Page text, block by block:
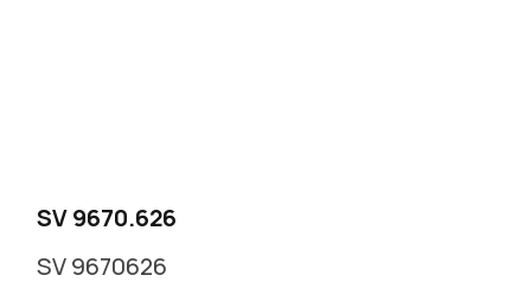
SV 9670.626
SV 9670626